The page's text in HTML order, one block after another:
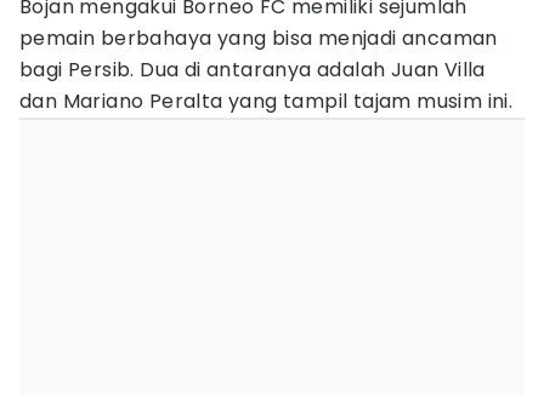
Bojan mengakui Borneo FC memiliki sejumlah
pemain berbahaya yang bisa menjadi ancaman
bagi Persib. Dua di antaranya adalah Juan Villa
dan Mariano Peralta yang tampil tajam musim ini.